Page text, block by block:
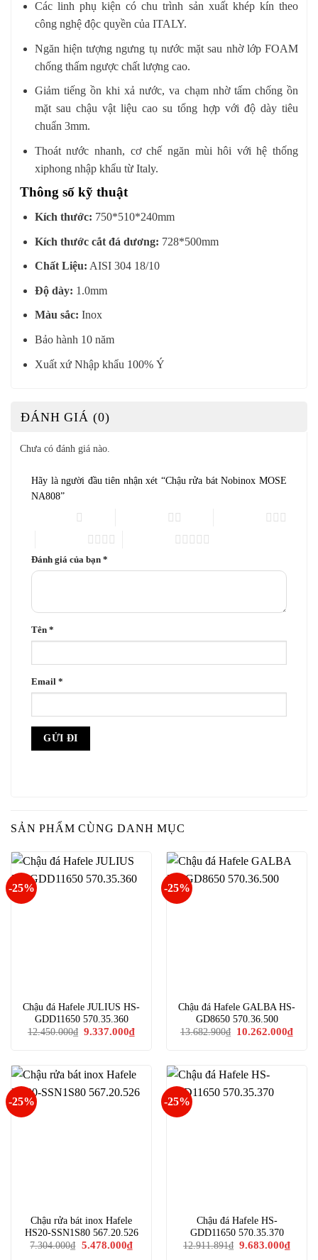
Các linh phụ kiện có chu trình sản xuất khép kín theo
công nghệ độc quyền của ITALY.
Ngăn hiện tượng ngưng tụ nước mặt sau nhờ lớp FOAM
chống thấm ngược chất lượng cao.
Giảm tiếng ồn khi xả nước, va chạm nhờ tấm chống ồn
mặt sau chậu vật liệu cao su tổng hợp với độ dày tiêu
chuẩn 3mm.
Thoát nước nhanh, cơ chế ngăn mùi hôi với hệ thống
xiphong nhập khẩu từ Italy.
Thông số kỹ thuật
Kích thước: 750*510*240mm
Kích thước cắt đá dương: 728*500mm
Chất Liệu: AISI 304 18/10
Độ dày: 1.0mm
Màu sắc: Inox
Bảo hành 10 năm
Xuất xứ Nhập khẩu 100% Ý
ĐÁNH GIÁ (0)
Chưa có đánh giá nào.
Hãy là người đầu tiên nhận xét “Chậu rửa bát Nobinox MOSE
NA808”
Đánh giá của bạn *
Tên *
Email *
SẢN PHẨM CÙNG DANH MỤC
-25%
Chậu đá Hafele JULIUS HS-
GDD11650 570.35.360
12.450.000₫ Giá
9.337.000₫Giá
hiện
9.337.000₫.
-25%
Chậu đá Hafele GALBA HS-
GD8650 570.36.500
13.682.900₫
Giá
10.262.000₫Giá
hiện
-25%
Chậu rửa bát inox Hafele
HS20-SSN1S80 567.20.526
7.304.000₫ Giá
5.478.000₫Giá
hiện
-25%
Chậu đá Hafele HS-
GDD11650 570.35.370
12.911.891₫ Giá
9.683.000₫Giá
hiện